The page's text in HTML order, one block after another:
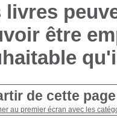
livres
être
de cette
au premier écran avec les